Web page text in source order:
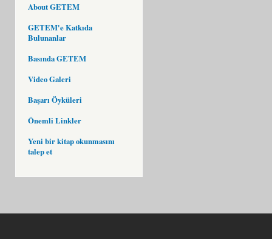
About GETEM
GETEM'e Katkıda
Bulunanlar
Basında GETEM
Video Galeri
Başarı Öyküleri
Önemli Linkler
Yeni bir kitap okunmasını
talep et